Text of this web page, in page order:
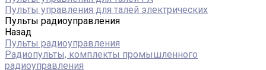
Пульты управления для талей электрических
Пульты радиоуправления
Назад
Пульты радиоуправления
Радиопульты, комплекты промышленного
радиоуправления